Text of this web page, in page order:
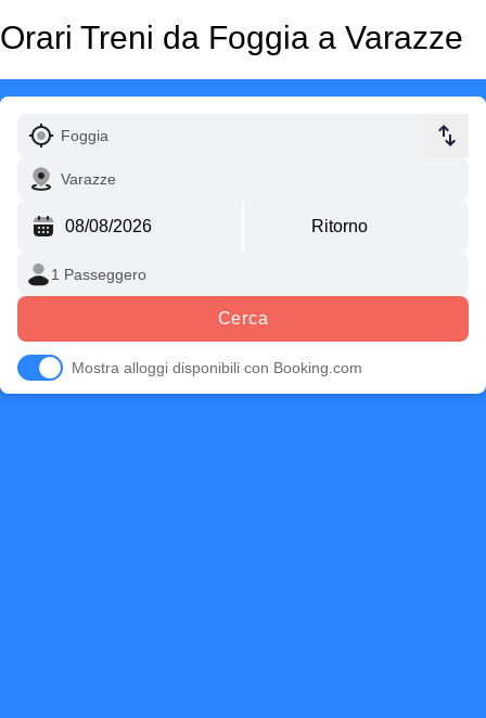
Orari Treni da Foggia a Varazze
Cerca
Mostra alloggi disponibili con Booking.com